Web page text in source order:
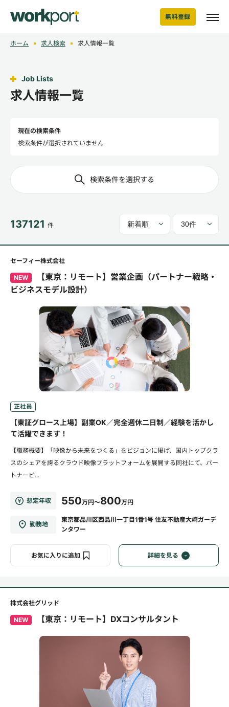
無料登録
ホーム 求人検索 求人情報一覧
Job Lists
求人情報一覧
現在の検索条件
検索条件が選択されていません
検索条件を選択する
137121 件
セーフィー株式会社
NEW
【東京：リモート】営業企画（パートナー戦略・
ビジネスモデル設計）
正社員
【東証グロース上場】副業OK／完全週休二日制／経験を活かし
て活躍できます！
【職務概要】「映像から未来をつくる」をビジョンに掲げ、国内トップクラ
スのシェアを誇るクラウド映像プラットフォームを展開する同社にて、パー
トナービ...
想定年収 550万円～800万円
勤務地
東京都品川区西品川一丁目1番1号 住友不動産大崎ガーデ
ンタワー
お気に入りに追加 詳細を見る
株式会社グリッド
NEW 【東京：リモート】DXコンサルタント